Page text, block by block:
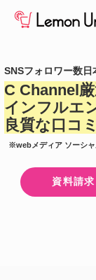
SNSフォロワー数日
C Channel
インフルエ
良質な口コ
​※webメディア ソーシャ
資料請